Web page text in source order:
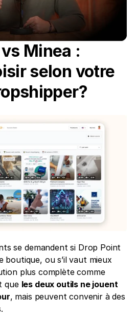
Minea :
selon votre
se demandent si Drop Point
ou s’il vaut mieux
plus complète comme
que les deux outils ne jouent
, mais peuvent convenir à des